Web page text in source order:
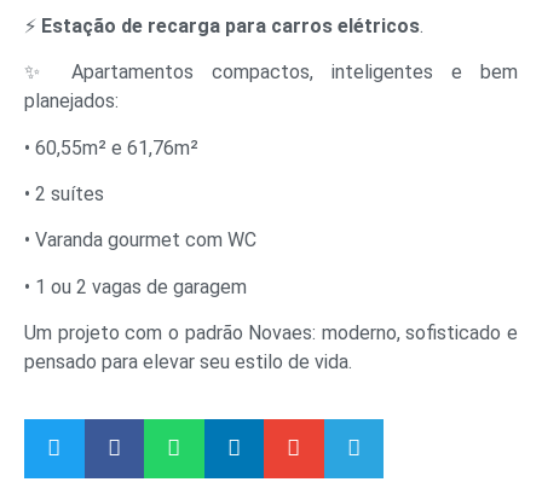
⚡ Estação de recarga para carros elétricos.
✨ Apartamentos compactos, inteligentes e bem
planejados:
• 60,55m² e 61,76m²
• 2 suítes
• Varanda gourmet com WC
• 1 ou 2 vagas de garagem
Um projeto com o padrão Novaes: moderno, sofisticado e
pensado para elevar seu estilo de vida.